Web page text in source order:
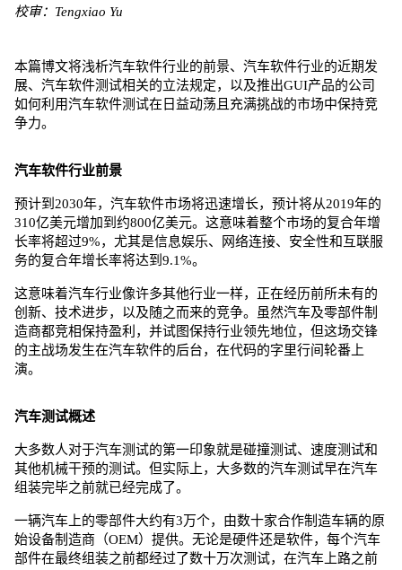
校审：Tengxiao Yu
本篇博文将浅析汽车软件行业的前景、汽车软件行业的近期发
展、汽车软件测试相关的立法规定，以及推出GUI产品的公司
如何利用汽车软件测试在日益动荡且充满挑战的市场中保持竞
争力。
汽车软件行业前景
预计到2030年，汽车软件市场将迅速增长，预计将从2019年的
310亿美元增加到约800亿美元。这意味着整个市场的复合年增
长率将超过9%，尤其是信息娱乐、网络连接、安全性和互联服
务的复合年增长率将达到9.1%。
这意味着汽车行业像许多其他行业一样，正在经历前所未有的
创新、技术进步，以及随之而来的竞争。虽然汽车及零部件制
造商都竞相保持盈利，并试图保持行业领先地位，但这场交锋
的主战场发生在汽车软件的后台，在代码的字里行间轮番上
演。
汽车测试概述
大多数人对于汽车测试的第一印象就是碰撞测试、速度测试和
其他机械干预的测试。但实际上，大多数的汽车测试早在汽车
组装完毕之前就已经完成了。
一辆汽车上的零部件大约有3万个，由数十家合作制造车辆的原
始设备制造商（OEM）提供。无论是硬件还是软件，每个汽车
部件在最终组装之前都经过了数十万次测试，在汽车上路之前